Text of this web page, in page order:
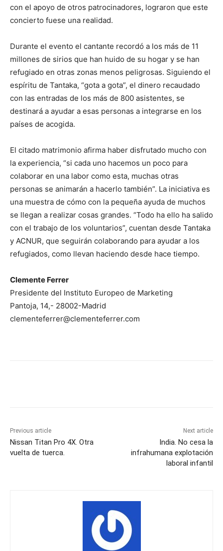
con el apoyo de otros patrocinadores, lograron que este
concierto fuese una realidad.
Durante el evento el cantante recordó a los más de 11
millones de sirios que han huido de su hogar y se han
refugiado en otras zonas menos peligrosas. Siguiendo el
espíritu de Tantaka, “gota a gota”, el dinero recaudado
con las entradas de los más de 800 asistentes, se
destinará a ayudar a esas personas a integrarse en los
países de acogida.
El citado matrimonio afirma haber disfrutado mucho con
la experiencia, “si cada uno hacemos un poco para
colaborar en una labor como esta, muchas otras
personas se animarán a hacerlo también”. La iniciativa es
una muestra de cómo con la pequeña ayuda de muchos
se llegan a realizar cosas grandes. “Todo ha ello ha salido
con el trabajo de los voluntarios”, cuentan desde Tantaka
y ACNUR, que seguirán colaborando para ayudar a los
refugiados, como llevan haciendo desde hace tiempo.
Clemente Ferrer
Presidente del Instituto Europeo de Marketing
Pantoja, 14,- 28002-Madrid
clementeferrer@clementeferrer.com
Previous article
Nissan Titan Pro 4X. Otra
vuelta de tuerca.
Next article
India. No cesa la
infrahumana explotación
laboral infantil